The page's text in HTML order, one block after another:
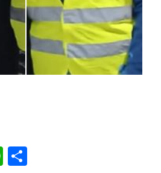
WhatsApp